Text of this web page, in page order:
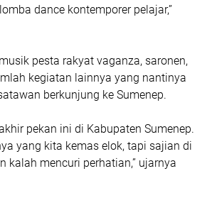
dance kontemporer pelajar,”
pesta rakyat vaganza, saronen,
kegiatan lainnya yang nantinya
berkunjung ke Sumenep.
pekan ini di Kabupaten Sumenep.
yang kita kemas elok, tapi sajian di
kalah mencuri perhatian,” ujarnya